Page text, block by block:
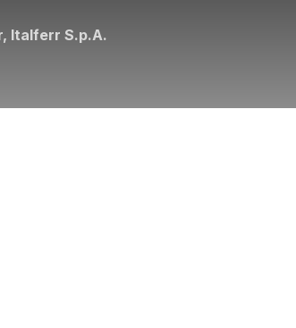
Italferr S.p.A.